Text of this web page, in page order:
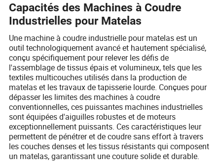
Capacités des Machines à Coudre
Industrielles pour Matelas
Une machine à coudre industrielle pour matelas est un
outil technologiquement avancé et hautement spécialisé,
conçu spécifiquement pour relever les défis de
l'assemblage de tissus épais et volumineux, tels que les
textiles multicouches utilisés dans la production de
matelas et les travaux de tapisserie lourde. Conçues pour
dépasser les limites des machines à coudre
conventionnelles, ces puissantes machines industrielles
sont équipées d'aiguilles robustes et de moteurs
exceptionnellement puissants. Ces caractéristiques leur
permettent de pénétrer et de coudre sans effort à travers
les couches denses et les tissus résistants qui composent
un matelas, garantissant une couture solide et durable.